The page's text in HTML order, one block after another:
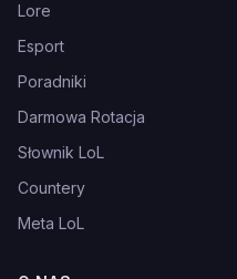
Lore
Esport
Poradniki
Darmowa Rotacja
Słownik LoL
Countery
Meta LoL